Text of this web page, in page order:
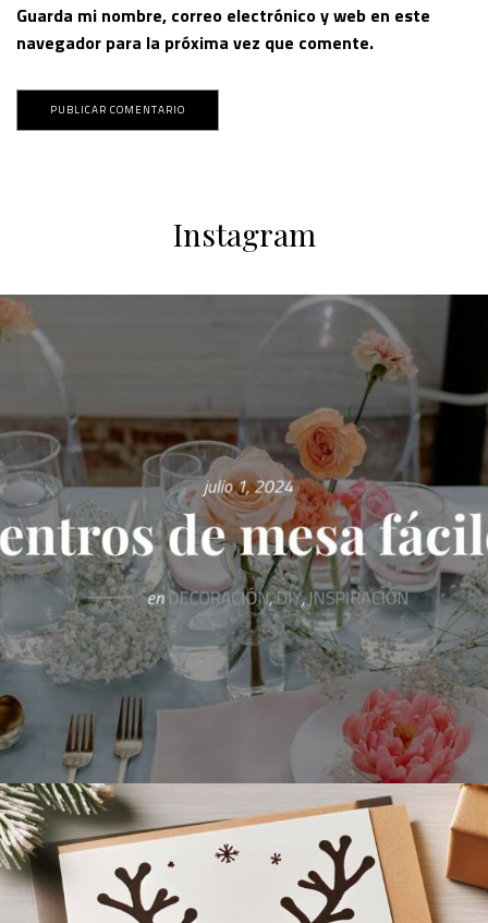
Guarda mi nombre, correo electrónico y web en este
navegador para la próxima vez que comente.
Instagram